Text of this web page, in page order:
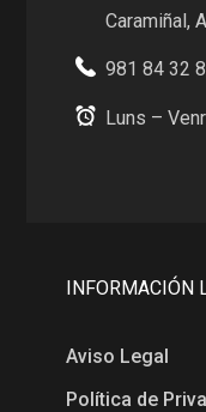
Caramiñal,
981 84 32
Luns –
INFORMACIÓN
Aviso Legal
Política de